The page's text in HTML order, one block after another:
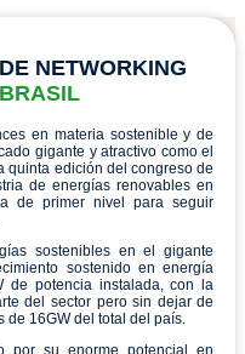
NETWORKING
BRASIL
en materia sostenible y de
gigante y atractivo como el
quinta edición del congreso de
de energías renovables en
de primer nivel para seguir
sostenibles en el gigante
sostenido en energía
de potencia instalada, con la
del sector pero sin dejar de
de 16GW del total del país.
por su enorme potencial en